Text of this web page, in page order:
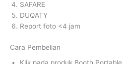
SAFARE
DUQATY
Report foto <4 jam
Cara Pembelian